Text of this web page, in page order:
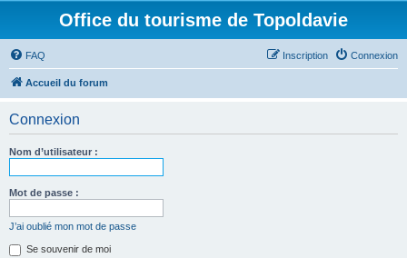
Office du tourisme de Topoldavie
FAQ Connexion
Inscription
Accueil du forum
Connexion
Nom d’utilisateur :
Mot de passe :
J’ai oublié mon mot de passe
Se souvenir de moi